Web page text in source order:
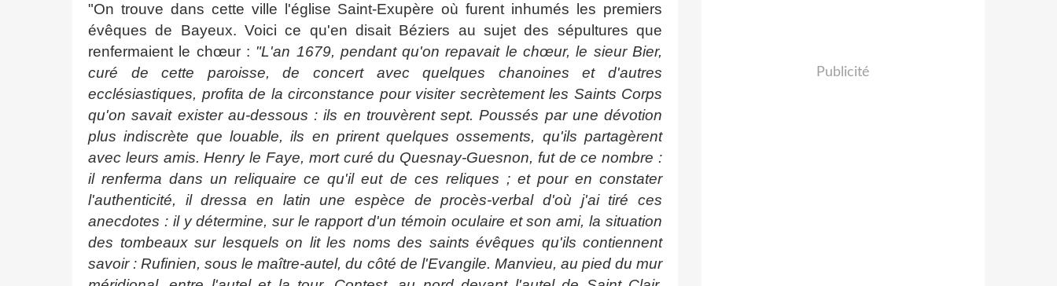
"On trouve dans cette ville l'église Saint-Exupère où furent inhumés les premiers
évêques de Bayeux. Voici ce qu'en disait Béziers au sujet des sépultures que
renfermaient le chœur : "L'an 1679, pendant qu'on repavait le chœur, le sieur Bier,
curé de cette paroisse, de concert avec quelques chanoines et d'autres
ecclésiastiques, profita de la circonstance pour visiter secrètement les Saints Corps
qu'on savait exister au-dessous : ils en trouvèrent sept. Poussés par une dévotion
plus indiscrète que louable, ils en prirent quelques ossements, qu'ils partagèrent
avec leurs amis. Henry le Faye, mort curé du Quesnay-Guesnon, fut de ce nombre :
il renferma dans un reliquaire ce qu'il eut de ces reliques ; et pour en constater
l'authenticité, il dressa en latin une espèce de procès-verbal d'où j'ai tiré ces
anecdotes : il y détermine, sur le rapport d'un témoin oculaire et son ami, la situation
des tombeaux sur lesquels on lit les noms des saints évêques qu'ils contiennent
savoir : Rufinien, sous le maître-autel, du côté de l'Evangile. Manvieu, au pied du mur
Publicité